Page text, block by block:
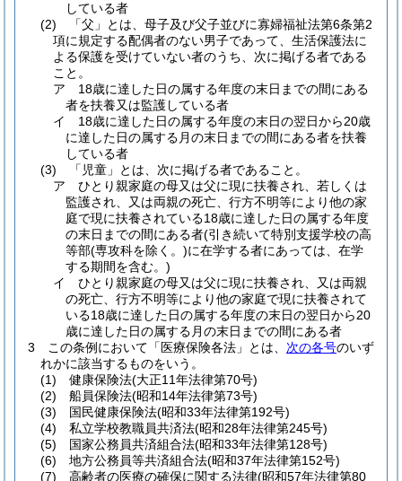
している者
(2)
「父」とは、母子及び父子並びに寡婦福祉法第6条第2
項に規定する配偶者のない男子であって、生活保護法に
よる保護を受けていない者のうち、次に掲げる者である
こと。
ア
18歳に達した日の属する年度の末日までの間にある
者を扶養又は監護している者
イ
18歳に達した日の属する年度の末日の翌日から20歳
に達した日の属する月の末日までの間にある者を扶養
している者
(3)
「児童」とは、次に掲げる者であること。
ア
ひとり親家庭の母又は父に現に扶養され、若しくは
監護され、又は両親の死亡、行方不明等により他の家
庭で現に扶養されている18歳に達した日の属する年度
の末日までの間にある者(引き続いて特別支援学校の高
等部(専攻科を除く。)に在学する者にあっては、在学
する期間を含む。)
イ
ひとり親家庭の母又は父に現に扶養され、又は両親
の死亡、行方不明等により他の家庭で現に扶養されて
いる18歳に達した日の属する年度の末日の翌日から20
歳に達した日の属する月の末日までの間にある者
3
この条例において「医療保険各法」とは、 次の各号のいず
れかに該当するものをいう。
(1)
健康保険法(大正11年法律第70号)
(2)
船員保険法(昭和14年法律第73号)
(3)
国民健康保険法(昭和33年法律第192号)
(4)
私立学校教職員共済法(昭和28年法律第245号)
(5)
国家公務員共済組合法(昭和33年法律第128号)
(6)
地方公務員等共済組合法(昭和37年法律第152号)
(7)
高齢者の医療の確保に関する法律(昭和57年法律第80